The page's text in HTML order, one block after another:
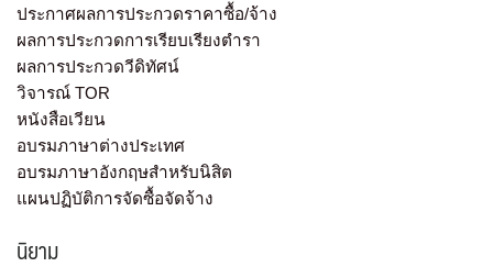
ประกาศผลการประกวดราคาซื้อ/จ้าง
ผลการประกวดการเรียบเรียงตำรา
ผลการประกวดวีดิทัศน์
วิจารณ์ TOR
หนังสือเวียน
อบรมภาษาต่างประเทศ
อบรมภาษาอังกฤษสำหรับนิสิต
แผนปฏิบัติการจัดซื้อจัดจ้าง
นิยาม